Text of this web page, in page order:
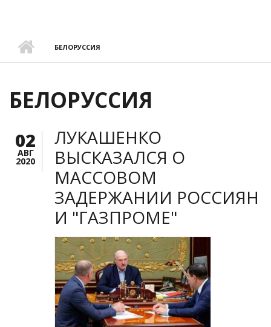
БЕЛОРУССИЯ
БЕЛОРУССИЯ
02
АВГ
2020
ЛУКАШЕНКО
ВЫСКАЗАЛСЯ О
МАССОВОМ
ЗАДЕРЖАНИИ РОССИЯН
И "ГАЗПРОМЕ"